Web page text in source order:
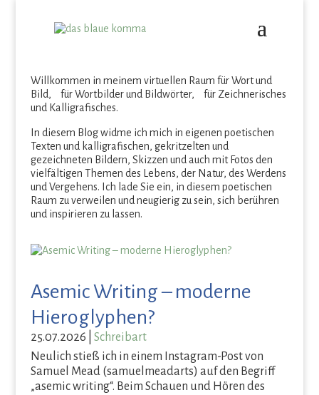
Willkommen in meinem virtuellen Raum für Wort und
Bild, für Wortbilder und Bildwörter, für Zeichnerisches
und Kalligrafisches.
In diesem Blog widme ich mich in eigenen poetischen
Texten und kalligrafischen, gekritzelten und
gezeichneten Bildern, Skizzen und auch mit Fotos den
vielfältigen Themen des Lebens, der Natur, des Werdens
und Vergehens. Ich lade Sie ein, in diesem poetischen
Raum zu verweilen und neugierig zu sein, sich berühren
und inspirieren zu lassen.
Asemic Writing – moderne
Hieroglyphen?
25.07.2026
Schreibart
Neulich stieß ich in einem Instagram-Post von
Samuel Mead (samuelmeadarts) auf den Begriff
„asemic writing“. Beim Schauen und Hören des